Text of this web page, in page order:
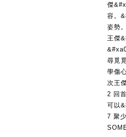
傑
容。
姿勢
王傑
尋覓
學傷
次王
2 回
可以
7 聚